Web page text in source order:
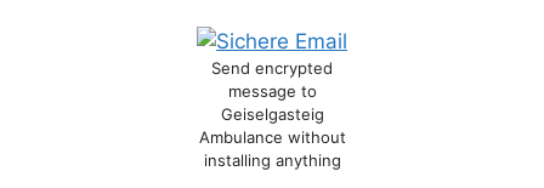
Send encrypted
message to
Geiselgasteig
Ambulance without
installing anything